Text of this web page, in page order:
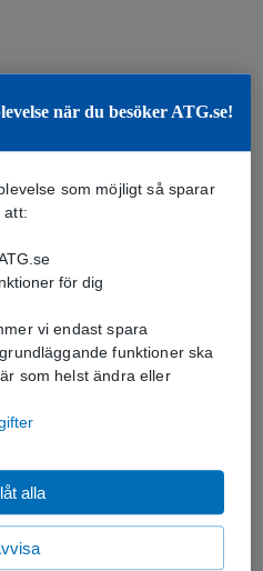
när du besöker ATG.se!
som möjligt så sparar
att:
för dig
vi endast spara
funktioner ska
som helst ändra eller
alla